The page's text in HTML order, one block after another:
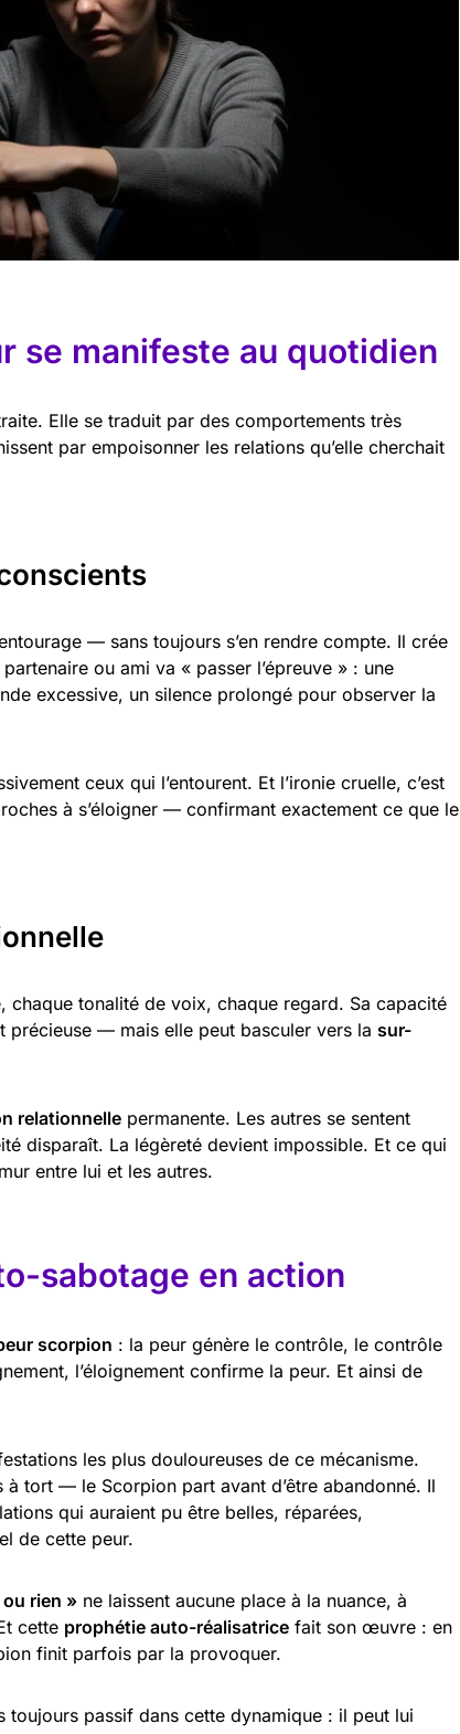
se manifeste au quotidien
Elle se traduit par des comportements très
par empoisonner les relations qu’elle cherchait
— sans toujours s’en rendre compte. Il crée
ou ami va « passer l’épreuve » : une
excessive, un silence prolongé pour observer la
ceux qui l’entourent. Et l’ironie cruelle, c’est
à s’éloigner — confirmant exactement ce que le
chaque tonalité de voix, chaque regard. Sa capacité
précieuse — mais elle peut basculer vers la sur-
relationnelle permanente. Les autres se sentent
disparaît. La légèreté devient impossible. Et ce qui
entre lui et les autres.
sabotage en action
scorpion : la peur génère le contrôle, le contrôle
l’éloignement confirme la peur. Et ainsi de
les plus douloureuses de ce mécanisme.
tort — le Scorpion part avant d’être abandonné. Il
qui auraient pu être belles, réparées,
de cette peur.
rien » ne laissent aucune place à la nuance, à
cette prophétie auto-réalisatrice fait son œuvre : en
finit parfois par la provoquer.
toujours passif dans cette dynamique : il peut lui